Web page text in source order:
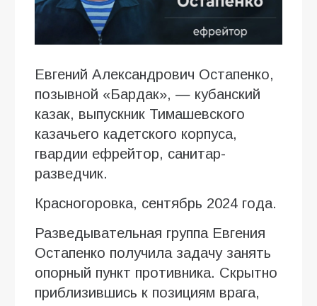
Евгений Александрович Остапенко,
позывной «Бардак», — кубанский
казак, выпускник Тимашевского
казачьего кадетского корпуса,
гвардии ефрейтор, санитар-
разведчик.
Красногоровка, сентябрь 2024 года.
Разведывательная группа Евгения
Остапенко получила задачу занять
опорный пункт противника. Скрытно
приблизившись к позициям врага,